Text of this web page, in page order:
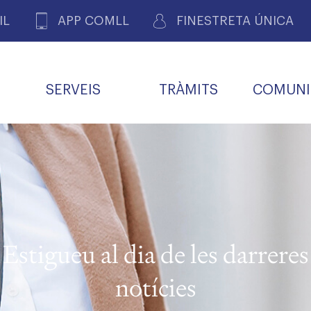
APP COMLL FINESTRETA ÚNICA
DE PACIENTS DE LLEIDA
SERVEIS TRÀMITS
DE GOVERN COMISSIÓ DEONTOLÒGICA
INFORMÀTICA I NOVES
TECNOLOGIES
DE FEINA
ALERTES
FARMACÈUTIQUES
R
CARNET METGE
COL·LEGIAT
Estigueu al dia de les darreres
notícies